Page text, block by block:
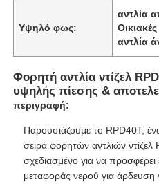
Αρχική Σελίδα
Υψηλό φως:
αντλία
αντλία
Φορητή αντλία ντίζελ
υψηλής πίεσης &
περιγραφή:
Παρουσιάζουμε το RPD40T,
σειρά φορητών αντλιών
σχεδιασμένο για να προσφέρει
μεταφοράς νερού για άρδευση